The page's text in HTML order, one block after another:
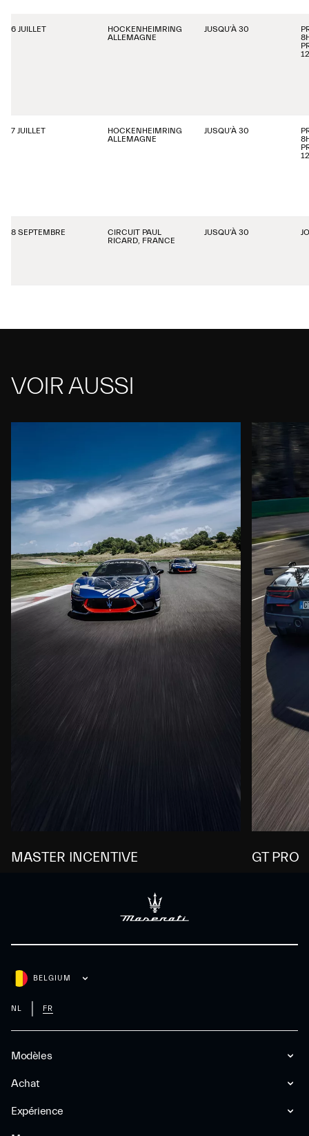
6 JUILLET
HOCKENHEIMRING
ALLEMAGNE
JUSQU’À 30
7 JUILLET
HOCKENHEIMRING
ALLEMAGNE
JUSQU’À 30
8 SEPTEMBRE
CIRCUIT PAUL
RICARD, FRANCE
JUSQU’À 30
VOIR AUSSI
MASTER INCENTIVE GT PRO
Modèles
Achat
Expérience
BELGIUM
NL FR